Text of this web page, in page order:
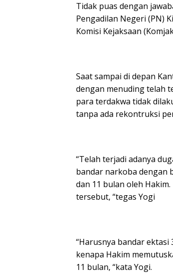
Tidak puas dengan
Pengadilan Negeri (PN)
Komisi Kejaksaan
Saat sampai di depan
dengan menuding telah
para terdakwa tidak
tanpa ada rekontruksi
“Telah terjadi adanya
bandar narkoba dengan
dan 11 bulan oleh
tersebut, “tegas Yogi
“Harusnya bandar
kenapa Hakim
11 bulan, “kata Yogi.